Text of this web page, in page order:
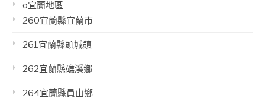
o宜蘭地區
260宜蘭縣宜蘭市
261宜蘭縣頭城鎮
262宜蘭縣礁溪鄉
264宜蘭縣員山鄉